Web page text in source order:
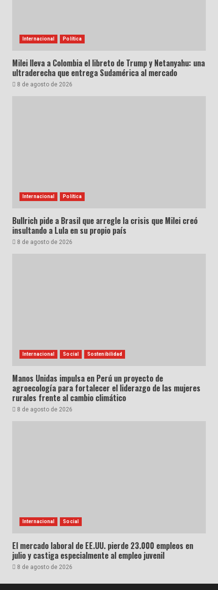
Internacional Política
Milei lleva a Colombia el libreto de Trump y Netanyahu: una
ultraderecha que entrega Sudamérica al mercado
8 de agosto de 2026
Internacional Política
Bullrich pide a Brasil que arregle la crisis que Milei creó
insultando a Lula en su propio país
8 de agosto de 2026
Internacional Social Sostenibilidad
Manos Unidas impulsa en Perú un proyecto de
agroecología para fortalecer el liderazgo de las mujeres
rurales frente al cambio climático
8 de agosto de 2026
Internacional Social
El mercado laboral de EE.UU. pierde 23.000 empleos en
julio y castiga especialmente al empleo juvenil
8 de agosto de 2026